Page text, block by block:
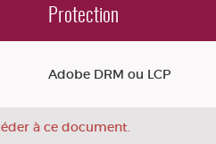
Protection
Adobe DRM ou LCP
à ce document.